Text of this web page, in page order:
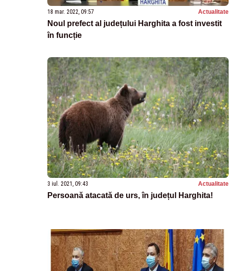
18 mar. 2022, 09:57 Actualitate
Noul prefect al județului Harghita a fost investit
în funcție
3 iul. 2021, 09:43 Actualitate
Persoană atacată de urs, în județul Harghita!